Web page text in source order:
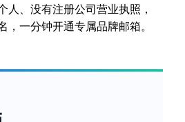
人、没有注册公司营业执照，
，一分钟开通专属品牌邮箱。